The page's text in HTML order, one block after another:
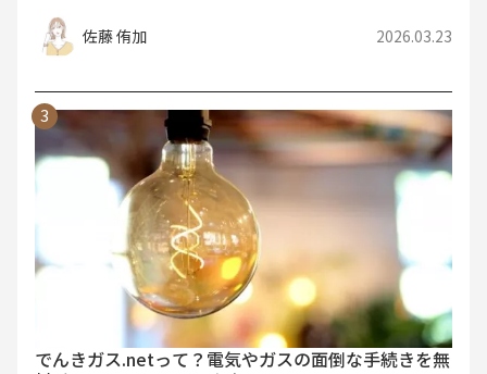
佐藤 侑加 2026.03.23
でんきガス.netって？電気やガスの面倒な手続きを無